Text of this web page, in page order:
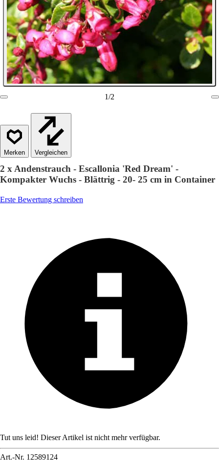
1/2
Vergleichen
2 x Andenstrauch - Escallonia 'Red Dream' -
Kompakter Wuchs - Blättrig - 20- 25 cm in Container
Erste Bewertung schreiben
Tut uns leid! Dieser Artikel ist nicht mehr verfügbar.
Art.-Nr. 12589124